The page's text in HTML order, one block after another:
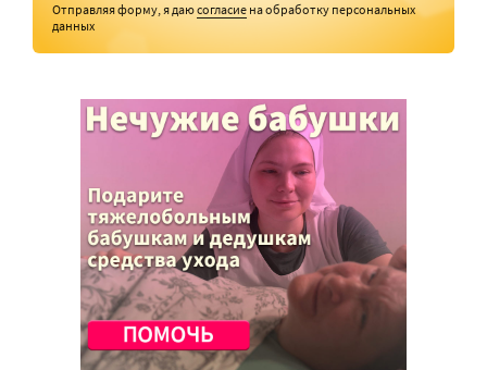
Отправляя форму, я даюсогласие на обработку персональных
данных